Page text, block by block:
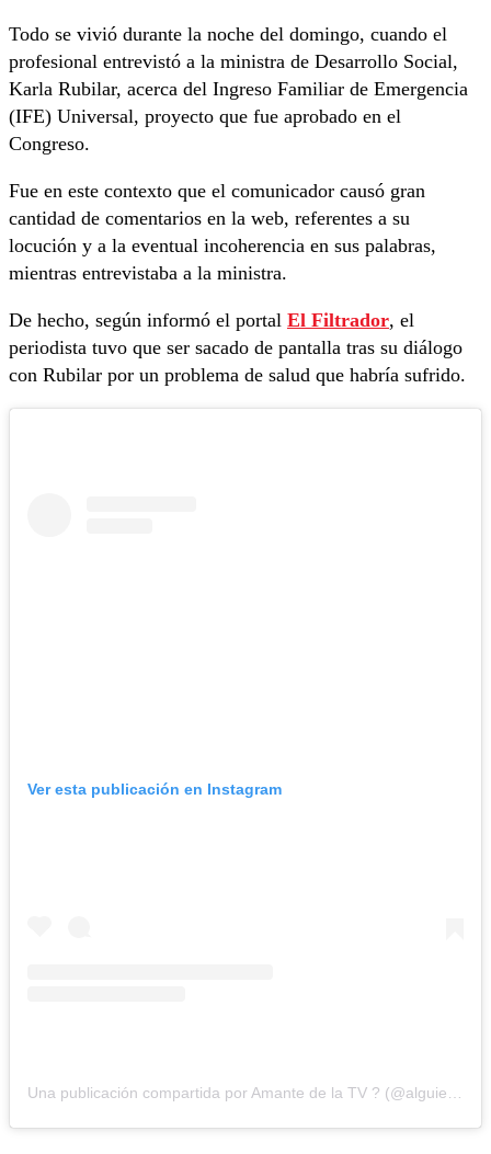
Todo se vivió durante la noche del domingo, cuando el
profesional entrevistó a la ministra de Desarrollo Social,
Karla Rubilar, acerca del Ingreso Familiar de Emergencia
(IFE) Universal, proyecto que fue aprobado en el
Congreso.
Fue en este contexto que el comunicador causó gran
cantidad de comentarios en la web, referentes a su
locución y a la eventual incoherencia en sus palabras,
mientras entrevistaba a la ministra.
De hecho, según informó el portal El Filtrador, el
periodista tuvo que ser sacado de pantalla tras su diálogo
con Rubilar por un problema de salud que habría sufrido.
Ver esta publicación en Instagram
Una publicación compartida por Amante de la TV ? (@alguien_te_observa)